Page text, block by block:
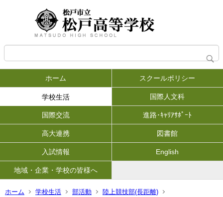
ホーム スクールポリシー
学校生活 国際人文科
国際交流 進路･ｷｬﾘｱｻﾎﾟｰﾄ
高大連携 図書館
入試情報 English
地域・企業・学校の皆様へ
ホーム 学校生活 部活動
陸上競技部(長距離)